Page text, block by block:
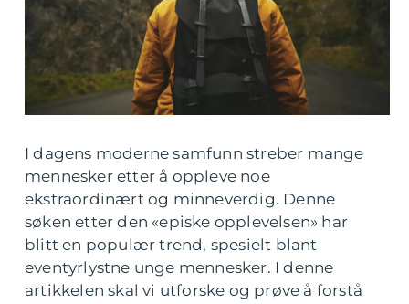
I dagens moderne samfunn streber mange
mennesker etter å oppleve noe
ekstraordinært og minneverdig. Denne
søken etter den «episke opplevelsen» har
blitt en populær trend, spesielt blant
eventyrlystne unge mennesker. I denne
artikkelen skal vi utforske og prøve å forstå